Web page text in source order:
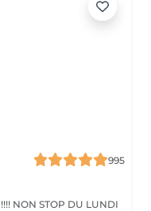
995
NON STOP DU LUNDI